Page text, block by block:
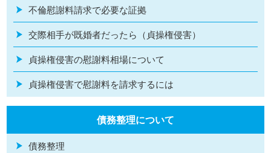
不倫慰謝料請求で必要な証拠
交際相手が既婚者だったら（貞操権侵害）
貞操権侵害の慰謝料相場について
貞操権侵害で慰謝料を請求するには
債務整理について
債務整理